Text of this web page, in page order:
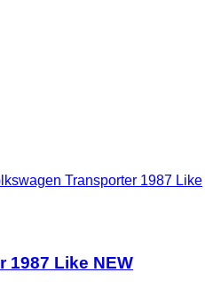
Transporter 1987 Like
1987 Like NEW